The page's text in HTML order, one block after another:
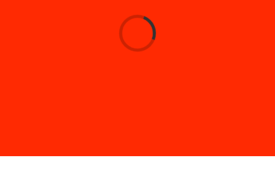
TERMINE + VERANSTALTUNGEN
Loading...